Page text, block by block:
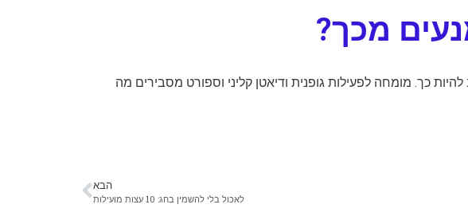
להיות כך. מומחה לפעילות גופנית ודיאטן קליני וספורט מסבירים מה
הבא
לאכול בלי להשמין בחג: 10 עצות מועילות